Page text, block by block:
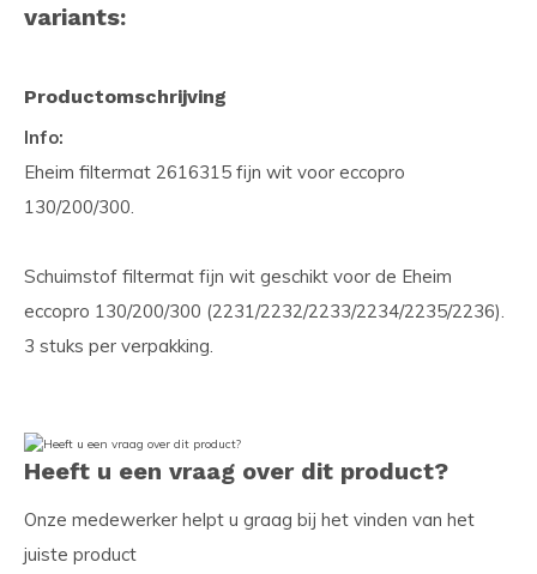
variants:
Productomschrijving
Info:
Eheim filtermat 2616315 fijn wit voor eccopro
130/200/300.
Schuimstof filtermat fijn wit geschikt voor de Eheim
eccopro 130/200/300 (2231/2232/2233/2234/2235/2236).
3 stuks per verpakking.
Heeft u een vraag over dit product?
Onze medewerker helpt u graag bij het vinden van het
juiste product